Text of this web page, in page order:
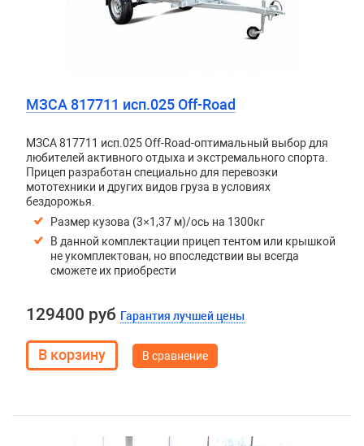
МЗСА 817711 исп.025 Off-Road
МЗСА 817711 исп.025 Off-Road-оптимальный выбор для
любителей активного отдыха и экстремального спорта.
Прицеп разработан специально для перевозки
мототехники и других видов груза в условиях
бездорожья.
Размер кузова (3×1,37 м)/ось на 1300кг
В данной комплектации прицеп тентом или крышкой
не укомплектован, но впоследствии вы всегда
сможете их приобрести
129400 руб Гарантия лучшей цены
В сравнение